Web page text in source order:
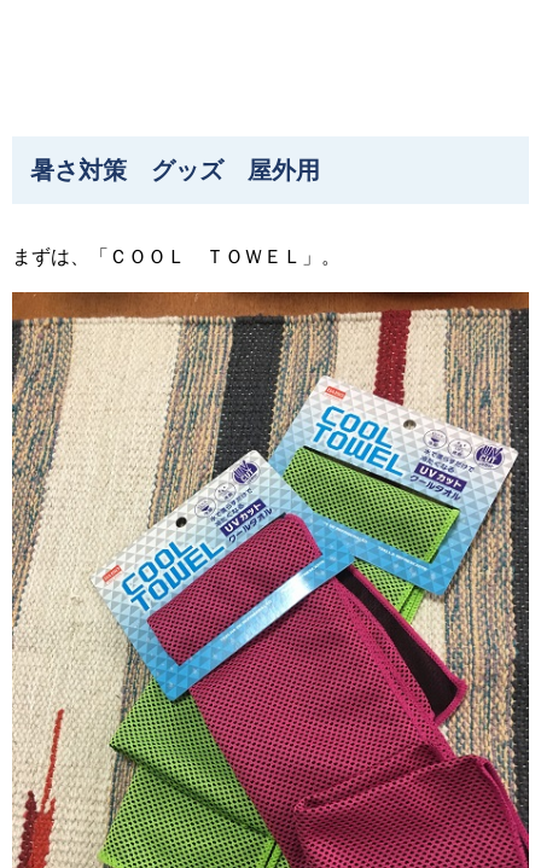
暑さ対策 グッズ 屋外用
まずは、「ＣＯＯＬ ＴＯＷＥＬ」。